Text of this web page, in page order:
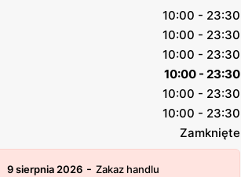
10:00 - 23:30
10:00 - 23:30
10:00 - 23:30
10:00 - 23:30
10:00 - 23:30
10:00 - 23:30
Zamknięte
9 sierpnia 2026 - Zakaz handlu